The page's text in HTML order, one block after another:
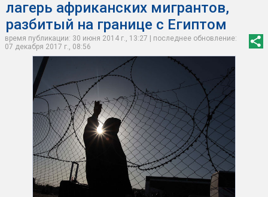
лагерь африканских мигрантов,
разбитый на границе с Египтом
время публикации: 30 июня 2014 г., 13:27 | последнее обновление:
07 декабря 2017 г., 08:56